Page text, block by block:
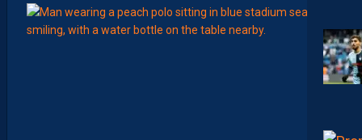
MHSC-
Q
U
I
A